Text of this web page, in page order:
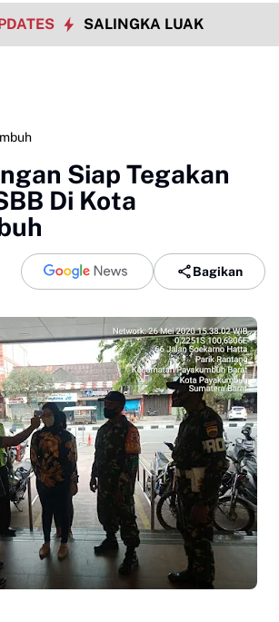
SALINGKA LUAK
Siap Tegakan
Di Kota
Bagikan